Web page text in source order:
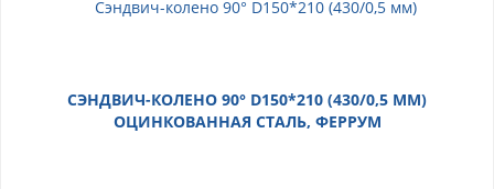
СЭНДВИЧ-КОЛЕНО 90° D150*210 (430/0,5 ММ)
ОЦИНКОВАННАЯ СТАЛЬ, ФЕРРУМ